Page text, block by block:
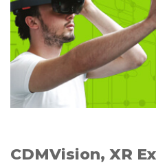
CDMVision, XR